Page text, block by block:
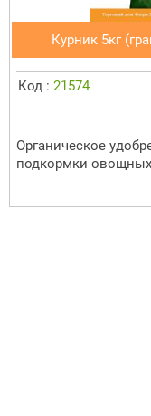
Курник 5кг
Код : 21574
Органическое
подкормки